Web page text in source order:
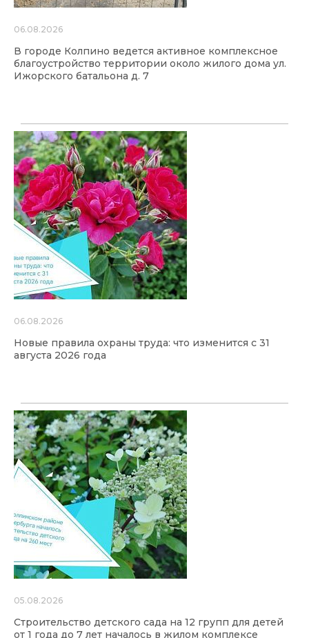
06.08.2026
В городе Колпино ведется активное комплексное
благоустройство территории около жилого дома ул.
Ижорского батальона д. 7
06.08.2026
Новые правила охраны труда: что изменится с 31
августа 2026 года
05.08.2026
Строительство детского сада на 12 групп для детей
от 1 года до 7 лет началось в жилом комплексе